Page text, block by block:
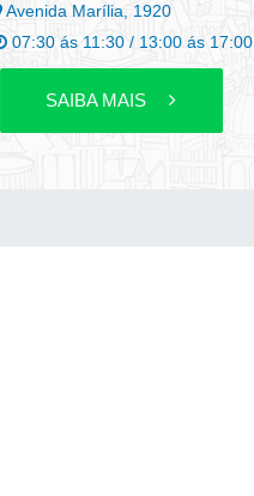
Avenida Marília, 1920
07:30 ás 11:30 / 13:00 ás 17:00
SAIBA MAIS